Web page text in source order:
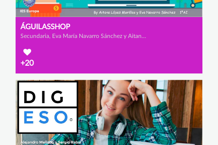
ÁGUILASSHOP
Secundaria, Eva María Navarro Sánchez y Aitana López Morillas
+20